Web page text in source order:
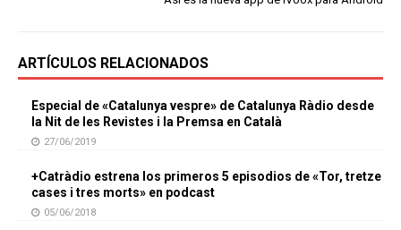
ARTÍCULOS RELACIONADOS
Especial de «Catalunya vespre» de Catalunya Ràdio desde
la Nit de les Revistes i la Premsa en Català
27/06/2019
+Catràdio estrena los primeros 5 episodios de «Tor, tretze
cases i tres morts» en podcast
05/06/2018